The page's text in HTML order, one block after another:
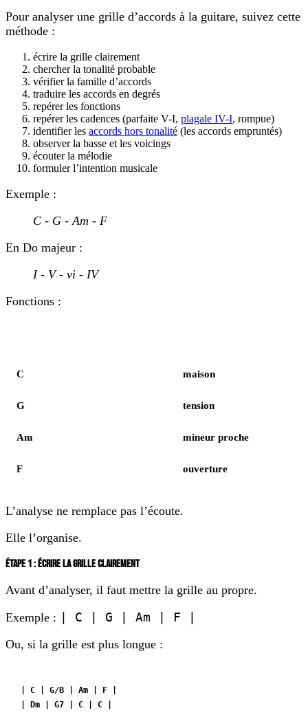
Pour analyser une grille d’accords à la guitare, suivez cette
méthode :
écrire la grille clairement
chercher la tonalité probable
vérifier la famille d’accords
traduire les accords en degrés
repérer les fonctions
repérer les cadences (parfaite V-I, plagale IV-I, rompue)
identifier les accords hors tonalité (les accords empruntés)
observer la basse et les voicings
écouter la mélodie
formuler l’intention musicale
Exemple :
C - G - Am - F
En Do majeur :
I - V - vi - IV
Fonctions :
C maison
G tension
Am mineur proche
F ouverture
L’analyse ne remplace pas l’écoute.
Elle l’organise.
ÉTAPE 1 : ÉCRIRE LA GRILLE CLAIREMENT
Avant d’analyser, il faut mettre la grille au propre.
Exemple :
| C | G | Am | F |
Ou, si la grille est plus longue :
| C | G/B | Am | F |
| Dm | G7 | C | C |